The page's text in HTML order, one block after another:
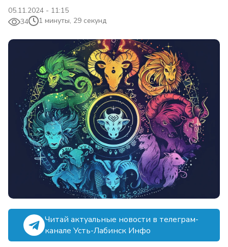
05.11.2024 - 11:15
34
1 минуты, 29 секунд
Читай актуальные новости в телеграм-
канале Усть-Лабинск Инфо